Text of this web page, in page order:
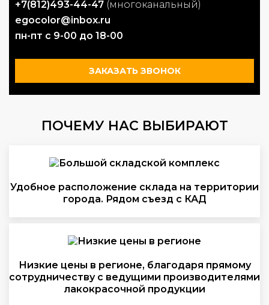
+7(812)493-44-47 (многоканальный)
egocolor@inbox.ru
пн-пт с 9-00 до 18-00
ЗАКАЗАТЬ ЗВОНОК
ПОЧЕМУ НАС ВЫБИРАЮТ
Удобное расположение склада на территории
города. Рядом съезд с КАД
Низкие цены в регионе, благодаря прямому
сотрудничеству с ведущими производителями
лакокрасочной продукции